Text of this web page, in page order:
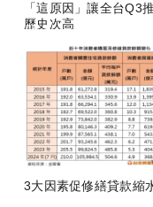
「這原因」讓全台Q3
歷史次高
3大因素促修繕貸款縮